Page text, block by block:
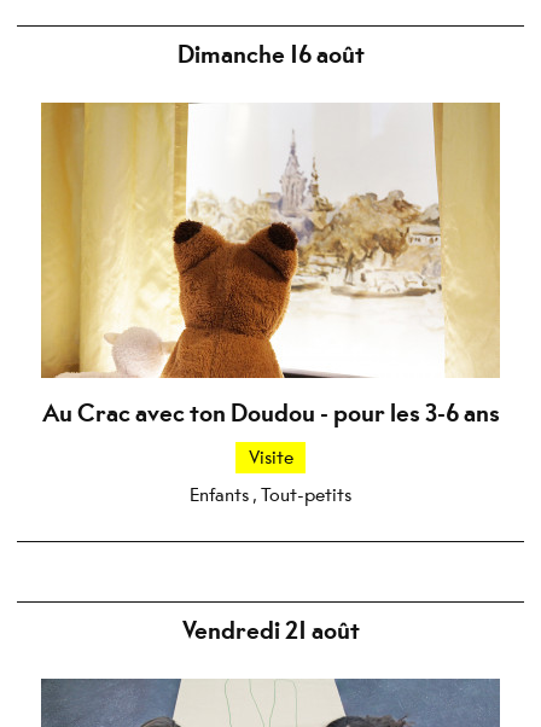
Dimanche 16 août
Au Crac avec ton Doudou - pour les 3-6 ans
Visite
Enfants , Tout-petits
Vendredi 21 août